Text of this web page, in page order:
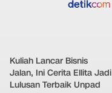
Kuliah Lancar Bisnis
Jalan, Ini Cerita Ellita Jadi
Lulusan Terbaik Unpad